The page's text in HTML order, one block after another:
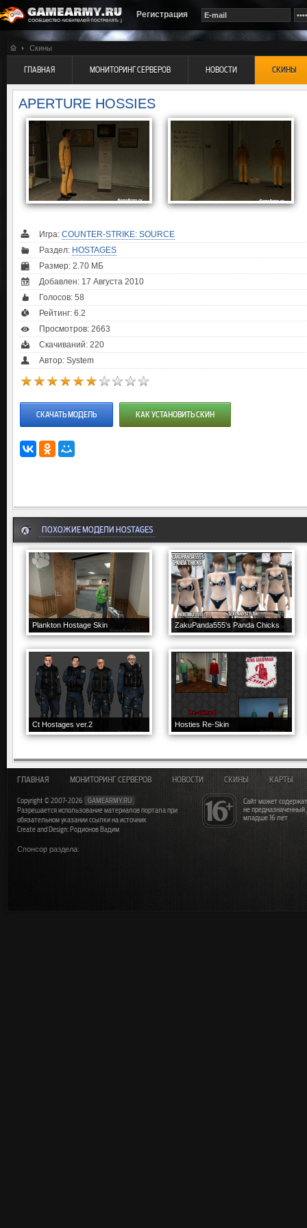
Регистрация
Скины
ГЛАВНАЯ МОНИТОРИНГ СЕРВЕРОВ НОВОСТИ СКИНЫ
APERTURE HOSSIES
Игра: COUNTER-STRIKE: SOURCE
Раздел: HOSTAGES
Размер: 2.70 МБ
Добавлен: 17 Августа 2010
Голосов: 58
Рейтинг: 6.2
Просмотров: 2663
Скачиваний: 220
Автор: System
СКАЧАТЬ МОДЕЛЬ КАК УСТАНОВИТЬ СКИН
ПОХОЖИЕ МОДЕЛИ HOSTAGES
Plankton Hostage Skin ZakuPanda555's Panda Chicks
Ct Hostages ver.2 Hosties Re-Skin
Сайт может
не
младше 16 лет
ГЛАВНАЯ МОНИТОРИНГ СЕРВЕРОВ НОВОСТИ СКИНЫ КАРТЫ
Copyright © 2007-2026
GAMEARMY.RU
Разрешается использование материалов портала при
обязательном указании ссылки на источник
Create and Design: Родионов Вадим
Спонсор раздела: